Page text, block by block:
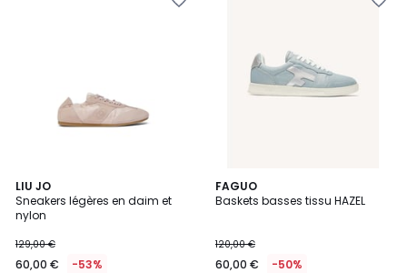
LIU JO
Sneakers légères en daim et
nylon
129,00 €
60,00 € -53%
FAGUO
Baskets basses tissu HAZEL
120,00 €
60,00 € -50%